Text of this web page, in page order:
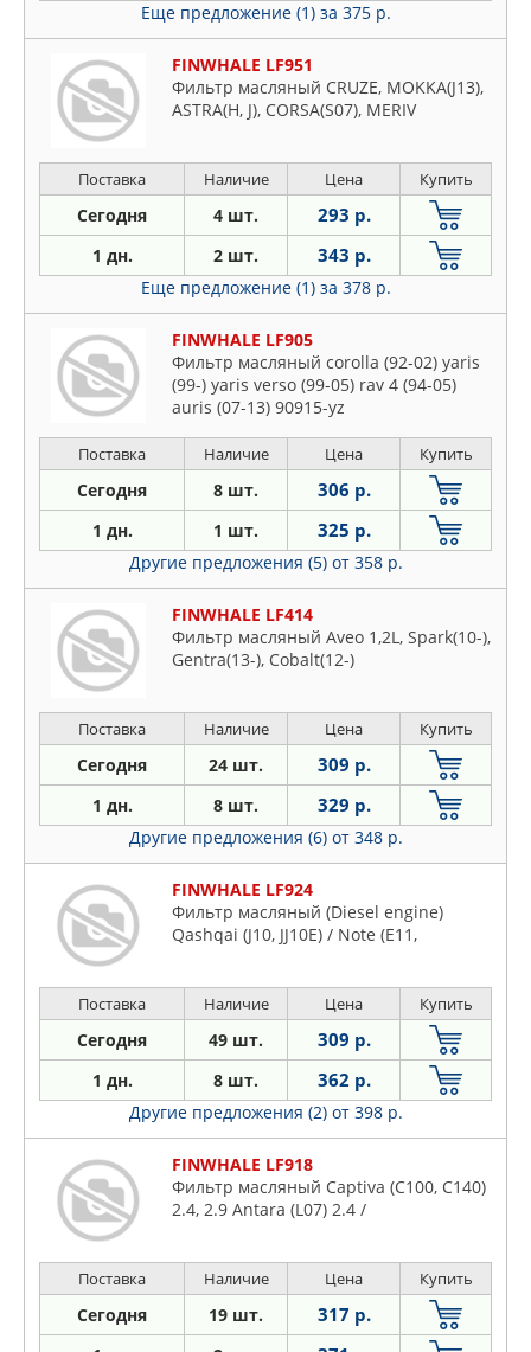
Еще предложение (1) за 375 р.
FINWHALE LF951
Фильтр масляный CRUZE, MOKKA(J13),
ASTRA(H, J), CORSA(S07), MERIV
Поставка Наличие Цена Купить
Сегодня 4 шт. 293 р.
1 дн. 2 шт. 343 р.
Еще предложение (1) за 378 р.
FINWHALE LF905
Фильтр масляный corolla (92-02) yaris
(99-) yaris verso (99-05) rav 4 (94-05)
auris (07-13) 90915-yz
Поставка Наличие Цена Купить
Сегодня 8 шт. 306 р.
1 дн. 1 шт. 325 р.
Другие предложения (5) от 358 р.
FINWHALE LF414
Фильтр масляный Aveo 1,2L, Spark(10-),
Gentra(13-), Cobalt(12-)
Поставка Наличие Цена Купить
Сегодня 24 шт. 309 р.
1 дн. 8 шт. 329 р.
Другие предложения (6) от 348 р.
FINWHALE LF924
Фильтр масляный (Diesel engine)
Qashqai (J10, JJ10E) / Note (E11,
Поставка Наличие Цена Купить
Сегодня 49 шт. 309 р.
1 дн. 8 шт. 362 р.
Другие предложения (2) от 398 р.
FINWHALE LF918
Фильтр масляный Captiva (C100, C140)
2.4, 2.9 Antara (L07) 2.4 /
Поставка Наличие Цена Купить
Сегодня 19 шт. 317 р.